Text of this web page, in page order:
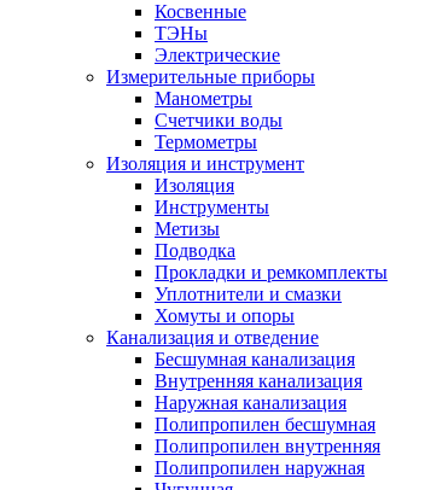
Косвенные
ТЭНы
Электрические
Измерительные приборы
Манометры
Счетчики воды
Термометры
Изоляция и инструмент
Изоляция
Инструменты
Метизы
Подводка
Прокладки и ремкомплекты
Уплотнители и смазки
Хомуты и опоры
Канализация и отведение
Бесшумная канализация
Внутренняя канализация
Наружная канализация
Полипропилен бесшумная
Полипропилен внутренняя
Полипропилен наружная